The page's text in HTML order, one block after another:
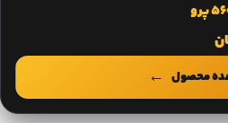
محصول